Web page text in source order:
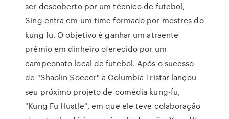
ser descoberto por um técnico de futebol,
Sing entra em um time formado por mestres do
kung fu. O objetivo é ganhar um atraente
prêmio em dinheiro oferecido por um
campeonato local de futebol. Após o sucesso
de "Shaolin Soccer" a Columbia Tristar lançou
seu próximo projeto de comédia kung-fu,
"Kung Fu Hustle", em que ele teve colaboração